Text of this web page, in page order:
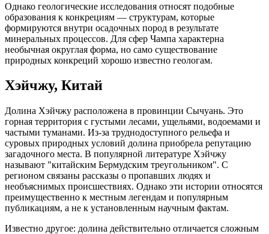
Однако геологические исследования относят подобные
образования к конкрециям — структурам, которые
формируются внутри осадочных пород в результате
минеральных процессов. Для сфер Чампа характерна
необычная округлая форма, но само существование
природных конкреций хорошо известно геологам.
Хэйчжу, Китай
Долина Хэйчжу расположена в провинции Сычуань. Это
горная территория с густыми лесами, ущельями, водоемами и
частыми туманами. Из-за труднодоступного рельефа и
суровых природных условий долина приобрела репутацию
загадочного места. В популярной литературе Хэйчжу
называют "китайским Бермудским треугольником". С
регионом связаны рассказы о пропавших людях и
необъяснимых происшествиях. Однако эти истории относятся
преимущественно к местным легендам и популярным
публикациям, а не к установленным научным фактам.
Известно другое: долина действительно отличается сложным